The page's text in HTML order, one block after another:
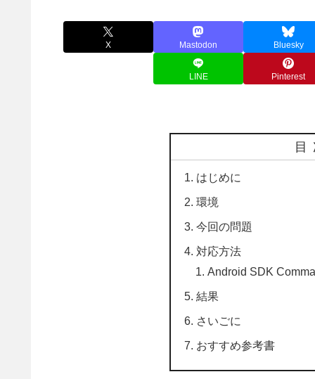
X Mastodon Bluesky
LINE Pinterest
はじめに
環境
今回の問題
対応方法
Android SDK
結果
さいごに
おすすめ参考書